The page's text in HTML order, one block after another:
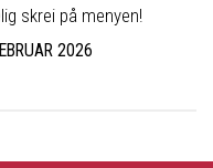
skrei på menyen!
2026